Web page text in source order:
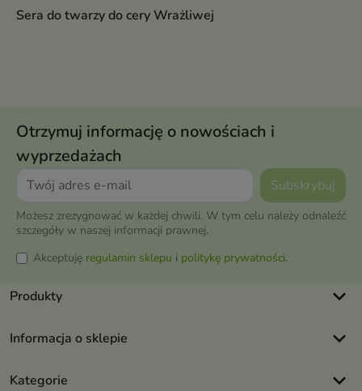
Sera do twarzy do cery Wrażliwej
Otrzymuj informację o nowościach i
wyprzedażach
Możesz zrezygnować w każdej chwili. W tym celu należy odnaleźć
szczegóły w naszej informacji prawnej.
Akceptuję regulamin sklepu i politykę prywatności.
Produkty keyboard_arrow_down
Informacja o sklepie keyboard_arrow_down
Kategorie keyboard_arrow_down